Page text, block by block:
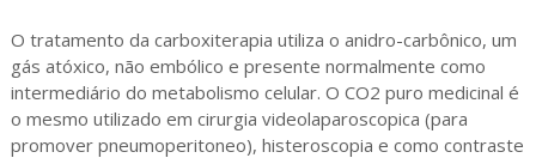
O tratamento da carboxiterapia utiliza o anidro-carbônico, um
gás atóxico, não embólico e presente normalmente como
intermediário do metabolismo celular. O CO2 puro medicinal é
o mesmo utilizado em cirurgia videolaparoscopica (para
promover pneumoperitoneo), histeroscopia e como contraste